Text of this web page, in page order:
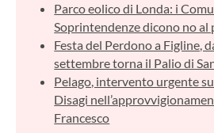
Parco eolico di Londa: i
Soprintendenze dicono no al
Festa del Perdono a Figline,
settembre torna il Palio di
Pelago, intervento urgente
Disagi
Francesco